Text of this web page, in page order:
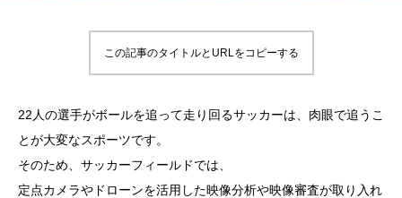
この記事のタイトルとURLをコピーする
22人の選手がボールを追って走り回るサッカーは、肉眼で追うこ
とが大変なスポーツです。
そのため、サッカーフィールドでは、
定点カメラやドローンを活用した映像分析や映像審査が取り入れ